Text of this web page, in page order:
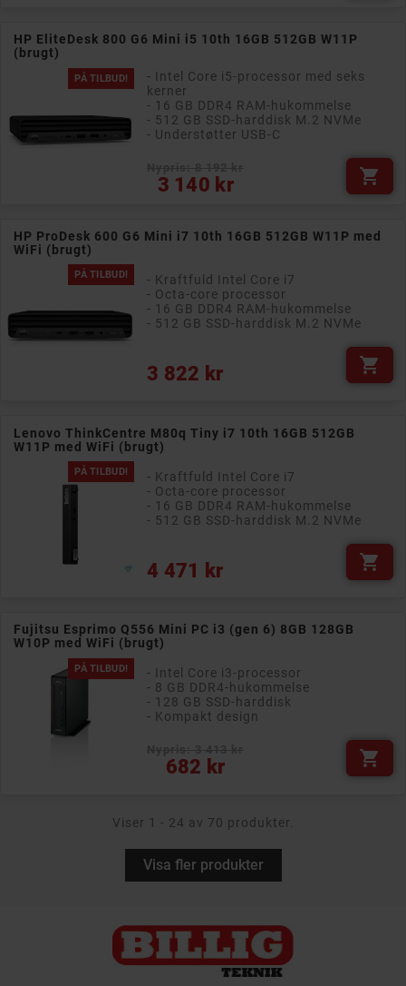
HP EliteDesk 800 G6 Mini i5 10th 16GB 512GB W11P
(brugt)
PÅ TILBUD!
- Intel Core i5-processor med seks
kerner
- 16 GB DDR4 RAM-hukommelse
- 512 GB SSD-harddisk M.2 NVMe
- Understøtter USB-C
3 140 kr
Pris 
HP ProDesk 600 G6 Mini i7 10th 16GB 512GB W11P med
WiFi (brugt)
PÅ TILBUD!
- Kraftfuld Intel Core i7
- Octa-core processor
- 16 GB DDR4 RAM-hukommelse
- 512 GB SSD-harddisk M.2 NVMe
3 822 kr
Pris 
Lenovo ThinkCentre M80q Tiny i7 10th 16GB 512GB
W11P med WiFi (brugt)
PÅ TILBUD!
- Kraftfuld Intel Core i7
- Octa-core processor
- 16 GB DDR4 RAM-hukommelse
- 512 GB SSD-harddisk M.2 NVMe
4 471 kr
Pris 
Fujitsu Esprimo Q556 Mini PC i3 (gen 6) 8GB 128GB
W10P med WiFi (brugt)
PÅ TILBUD!
- Intel Core i3-processor
- 8 GB DDR4-hukommelse
- 128 GB SSD-harddisk
- Kompakt design
682 kr
Pris 
Viser 1 - 24 av 70 produkter.
Visa fler produkter